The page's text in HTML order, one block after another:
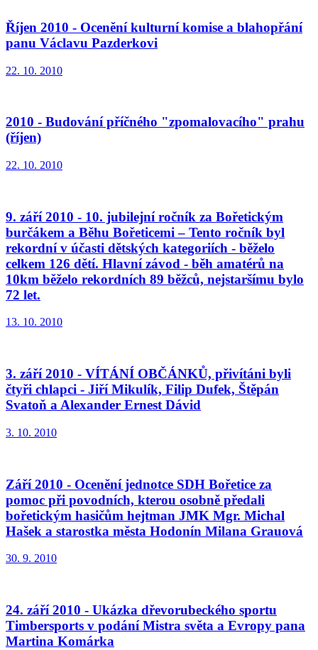
Říjen 2010 - Ocenění kulturní komise a blahopřání
panu Václavu Pazderkovi
22. 10. 2010
2010 - Budování příčného "zpomalovacího" prahu
(říjen)
22. 10. 2010
9. září 2010 - 10. jubilejní ročník za Bořetickým
burčákem a Běhu Bořeticemi – Tento ročník byl
rekordní v účasti dětských kategoriích - běželo
celkem 126 dětí. Hlavní závod - běh amatérů na
10km běželo rekordních 89 běžců, nejstaršímu bylo
72 let.
13. 10. 2010
3. září 2010 - VÍTÁNÍ OBČÁNKŮ, přivítáni byli
čtyři chlapci - Jiří Mikulík, Filip Dufek, Štěpán
Svatoň a Alexander Ernest Dávid
3. 10. 2010
Září 2010 - Ocenění jednotce SDH Bořetice za
pomoc při povodních, kterou osobně předali
bořetickým hasičům hejtman JMK Mgr. Michal
Hašek a starostka města Hodonín Milana Grauová
30. 9. 2010
24. září 2010 - Ukázka dřevorubeckého sportu
Timbersports v podání Mistra světa a Evropy pana
Martina Komárka